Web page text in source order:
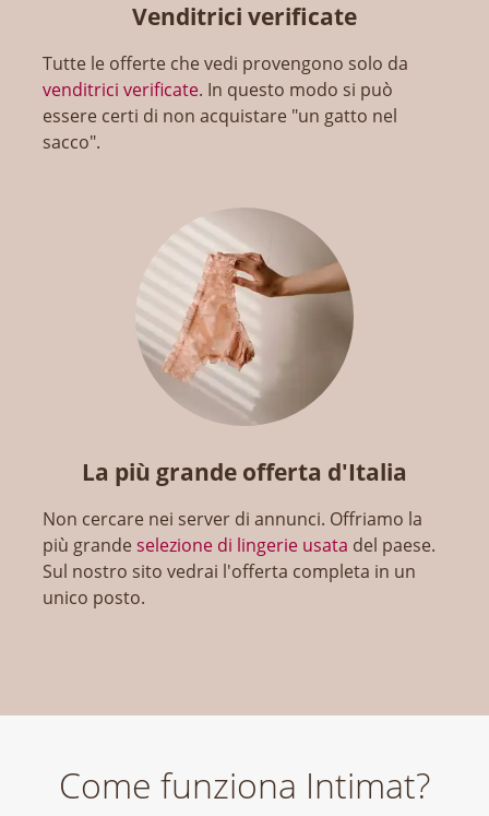
Venditrici verificate
Tutte le offerte che vedi provengono solo da
venditrici verificate. In questo modo si può
essere certi di non acquistare "un gatto nel
sacco".
La più grande offerta d'Italia
Non cercare nei server di annunci. Offriamo la
più grandeselezione di lingerie usata del paese.
Sul nostro sito vedrai l'offerta completa in un
unico posto.
Come funziona Intimat?